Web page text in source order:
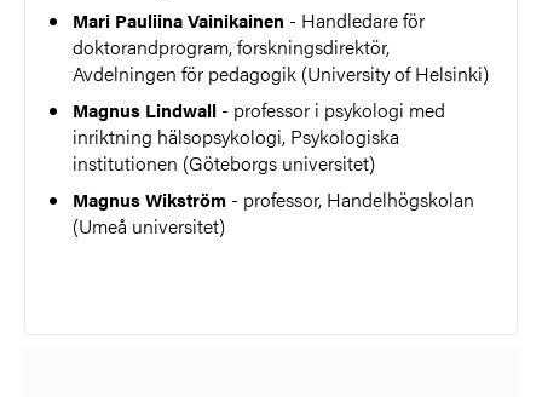
Mari Pauliina Vainikainen - Handledare för
doktorandprogram,forskningsdirektör,
Avdelningen för pedagogik (University of Helsinki)
Magnus Lindwall - professor i psykologi med
inriktning hälsopsykologi, Psykologiska
institutionen (Göteborgs universitet)
Magnus Wikström - professor, Handelhögskolan
(Umeå universitet)